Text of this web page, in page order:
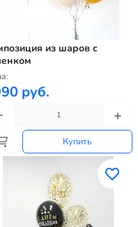
из шаров с
руб.
Купить